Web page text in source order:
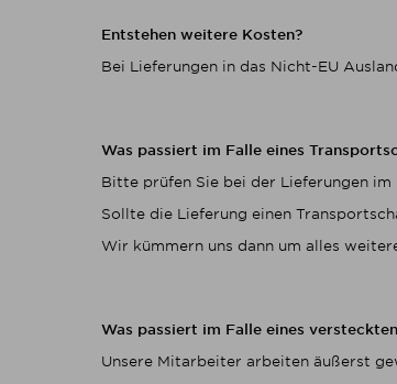
Entstehen weitere Kosten?
Bei Lieferungen in das Nicht-EU
Was passiert im Falle eines
Bitte prüfen Sie bei der Lieferungen im
Sollte die Lieferung einen
Wir kümmern uns dann um alles
Was passiert im Falle eines
Unsere Mitarbeiter arbeiten äußerst